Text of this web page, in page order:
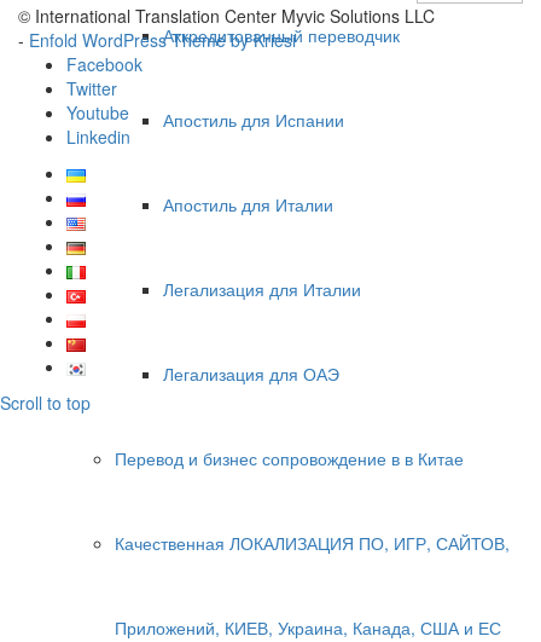
Аккредитованный переводчик
Апостиль для Испании
Апостиль для Италии
Легализация для Италии
Легализация для ОАЭ
Перевод и бизнес сопровождение в в Китае
Качественная ЛОКАЛИЗАЦИЯ ПО, ИГР, САЙТОВ,
Приложений, КИЕВ, Украина, Канада, США и ЕС
© International Translation Center Myvic Solutions LLC
- Enfold WordPress Theme by Kriesi
Facebook
Twitter
Youtube
Linkedin
Scroll to top